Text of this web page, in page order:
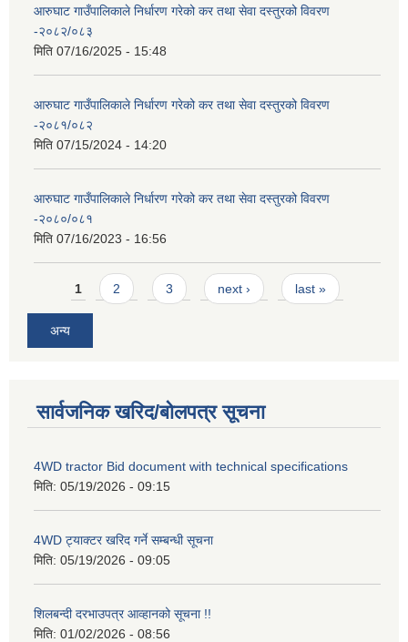
आरुघाट गाउँपालिकाले निर्धारण गरेको कर तथा सेवा दस्तुरको विवरण
-२०८२/०८३
मिति 07/16/2025 - 15:48
आरुघाट गाउँपालिकाले निर्धारण गरेको कर तथा सेवा दस्तुरको विवरण
-२०८१/०८२
मिति 07/15/2024 - 14:20
आरुघाट गाउँपालिकाले निर्धारण गरेको कर तथा सेवा दस्तुरको विवरण
-२०८०/०८१
मिति 07/16/2023 - 16:56
Pages
1 2 3 next › last »
अन्य
सार्वजनिक खरिद/बोलपत्र सूचना
4WD tractor Bid document with technical specifications
मिति: 05/19/2026 - 09:15
4WD ट्याक्टर खरिद गर्ने सम्बन्धी सूचना
मिति: 05/19/2026 - 09:05
शिलबन्दी दरभाउपत्र आव्हानको सूचना !!
मिति: 01/02/2026 - 08:56